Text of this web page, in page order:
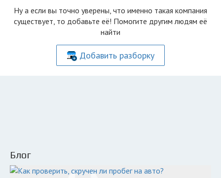
Ну а если вы точно уверены, что именно такая компания
существует, то добавьте её! Помогите другим людям её
найти
Добавить разборку
Блог